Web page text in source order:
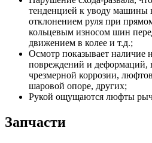
тенденцией к уводу машины
отклонением руля при
кольцевым износом шин
движением в колее и т.д.;
Осмотр показывает наличие
повреждений и деформаций,
чрезмерной коррозии,
шаровой опоре, других;
Рукой ощущаются люфты
Запчасти